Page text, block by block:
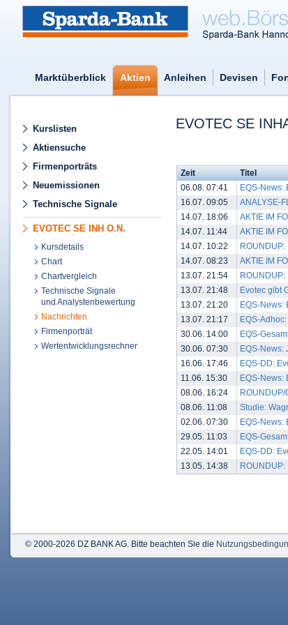
Marktüberblick Aktien Anleihen Devisen
Kurslisten
Aktiensuche
Firmenporträts
Neuemissionen
Technische Signale
EVOTEC SE INH O.N.
Kursdetails
Chart
Chartvergleich
Technische Signale
und Analystenbewertung
Nachrichten
Firmenporträt
Wertentwicklungsrechner
EVOTEC SE
Zeit
Titel
06.08. 07:41
EQS-News:
16.07. 09:05
ANALYSE-
14.07. 18:06
AKTIE IM
14.07. 11:44
AKTIE IM
14.07. 10:22
14.07. 08:23
AKTIE IM
13.07. 21:54
13.07. 21:48
Evotec gibt
13.07. 21:20
EQS-News:
13.07. 21:17
EQS-
30.06. 14:00
EQS-
30.06. 07:30
EQS-News:
16.06. 17:46
EQS-DD:
11.06. 15:30
EQS-News:
08.06. 16:24
08.06. 11:08
Studie:
02.06. 07:30
EQS-News:
29.05. 11:03
EQS-
22.05. 14:01
EQS-DD:
13.05. 14:38
© 2000-2026 DZ BANK AG. Bitte beachten Sie die